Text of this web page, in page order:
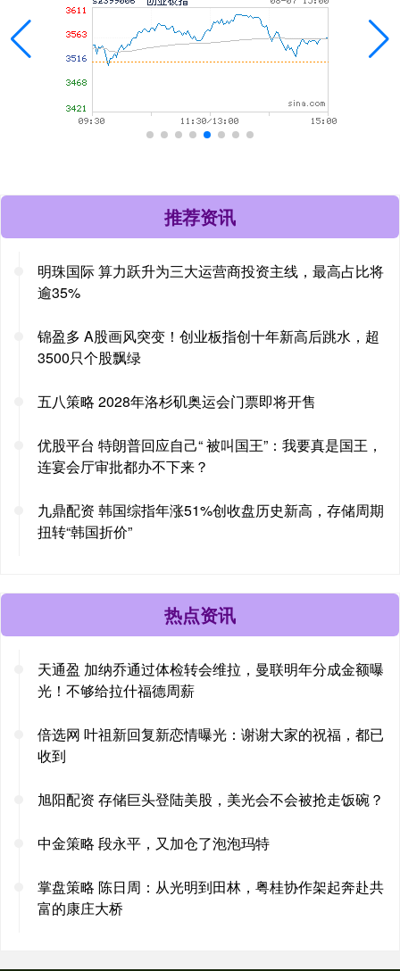
推荐资讯
明珠国际 算力跃升为三大运营商投资主线，最高占比将
逾35%
锦盈多 A股画风突变！创业板指创十年新高后跳水，超
3500只个股飘绿
五八策略 2028年洛杉矶奥运会门票即将开售
优股平台 特朗普回应自己“ 被叫国王”：我要真是国王，
连宴会厅审批都办不下来？
九鼎配资 韩国综指年涨51%创收盘历史新高，存储周期
扭转“韩国折价”
热点资讯
天通盈 加纳乔通过体检转会维拉，曼联明年分成金额曝
光！不够给拉什福德周薪
倍选网 叶祖新回复新恋情曝光：谢谢大家的祝福，都已
收到
旭阳配资 存储巨头登陆美股，美光会不会被抢走饭碗？
中金策略 段永平，又加仓了泡泡玛特
掌盘策略 陈日周：从光明到田林，粤桂协作架起奔赴共
富的康庄大桥